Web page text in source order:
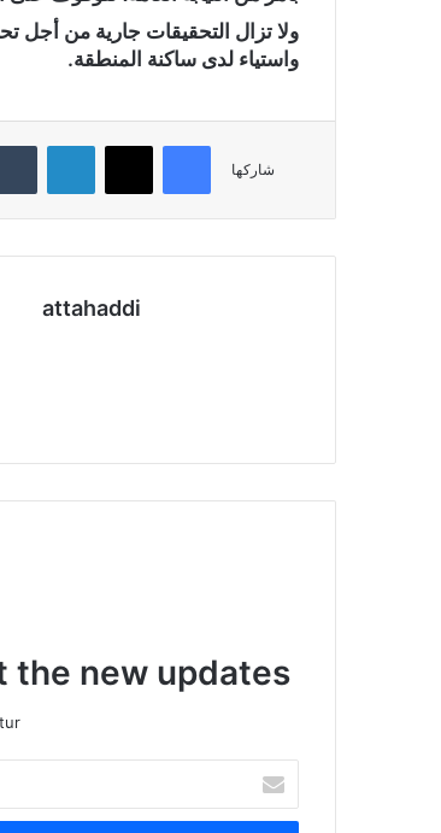
ولا تزال التحقيقات جارية من
واستياء لدى ساكنة المنطقة.
شاركها
فيسبوك لينكدإن
attahaddi
new updates!
خ